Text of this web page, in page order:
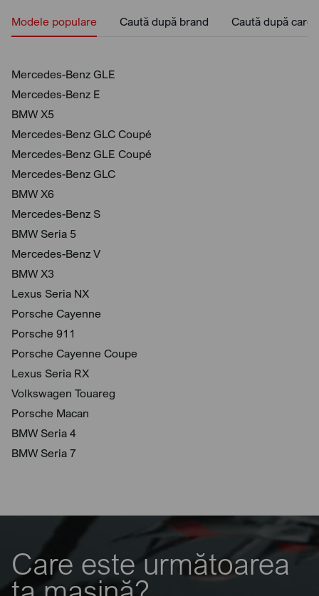
Modele populare Caută după brand Caută după
Mercedes-Benz GLE
Mercedes-Benz E
BMW X5
Mercedes-Benz GLC Coupé
Mercedes-Benz GLE Coupé
Mercedes-Benz GLC
BMW X6
Mercedes-Benz S
BMW Seria 5
Mercedes-Benz V
BMW X3
Lexus Seria NX
Porsche Cayenne
Porsche 911
Porsche Cayenne Coupe
Lexus Seria RX
Volkswagen Touareg
Porsche Macan
BMW Seria 4
BMW Seria 7
Care este următoarea